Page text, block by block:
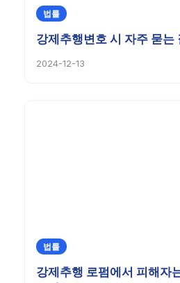
법률
강제추행변호 시 자주 묻는
2024-12-13
법률
강제추행 로펌에서 피해자